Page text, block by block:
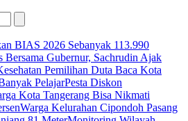
BIAS 2026 Sebanyak 113.990
Bersama Gubernur, Sachrudin Ajak
Pemilihan Duta Baca Kota
PelajarPesta Diskon
Kota Tangerang Bisa Nikmati
Warga Kelurahan Cipondoh Pasang